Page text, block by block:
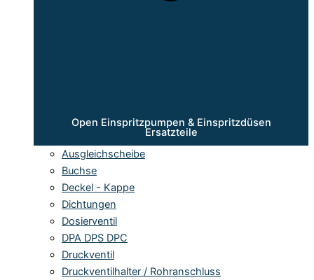
Open Einspritzpumpen & Einspritzdüsen
Ersatzteile
Ausgleichscheibe
Buchse
Deckel - Kappe
Dichtungen
Dosierventil
DPA DPS DPC
Druckventil
Druckventilhalter / Rohranschluss